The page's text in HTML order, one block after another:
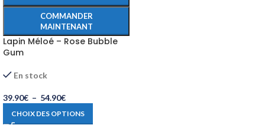
COMMANDER
MAINTENANT
Lapin Méloé – Rose Bubble
Gum
En stock
39.90€ – 54.90€
CHOIX DES OPTIONS